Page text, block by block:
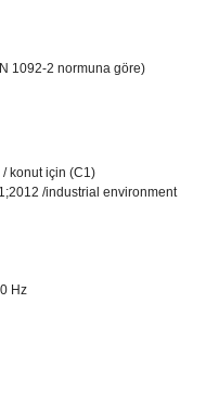
1092-2 normuna göre)
konut için (C1)
/industrial environment
Hz